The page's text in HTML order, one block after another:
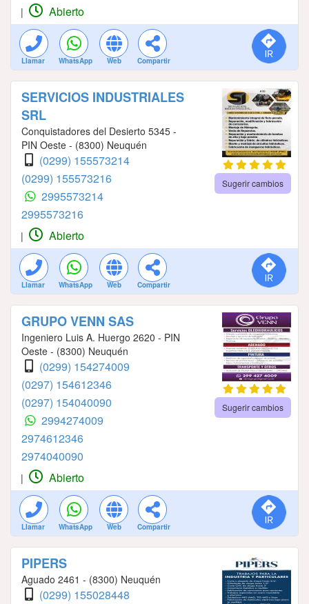
| Abierto
Llamar WhatsApp Web Compartir
SERVICIOS INDUSTRIALES
SRL
Conquistadores del Desierto 5345 -
PIN Oeste - (8300) Neuquén
(0299) 155573214
(0299) 155573216
2995573214
2995573216
Sugerir cambios
| Abierto
Llamar WhatsApp Web Compartir
GRUPO VENN SAS
Ingeniero Luis A. Huergo 2620 - PIN
Oeste - (8300) Neuquén
(0299) 154274009
(0297) 154612346
(0297) 154040090
2994274009
2974612346
2974040090
Sugerir cambios
| Abierto
Llamar WhatsApp Web Compartir
PIPERS
Aguado 2461 - (8300) Neuquén
(0299) 155028448